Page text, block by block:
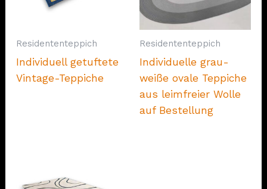
Residententeppich
Individuell getuftete
Vintage-Teppiche
Residententeppich
Individuelle grau-
weiße ovale Teppiche
aus leimfreier Wolle
auf Bestellung